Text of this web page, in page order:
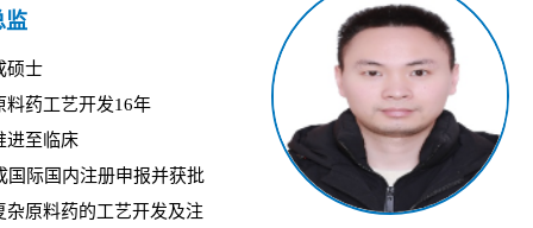
监
硕士
料药工艺开发16年
进至临床
国际国内注册申报并获批
原料药的工艺开发及注